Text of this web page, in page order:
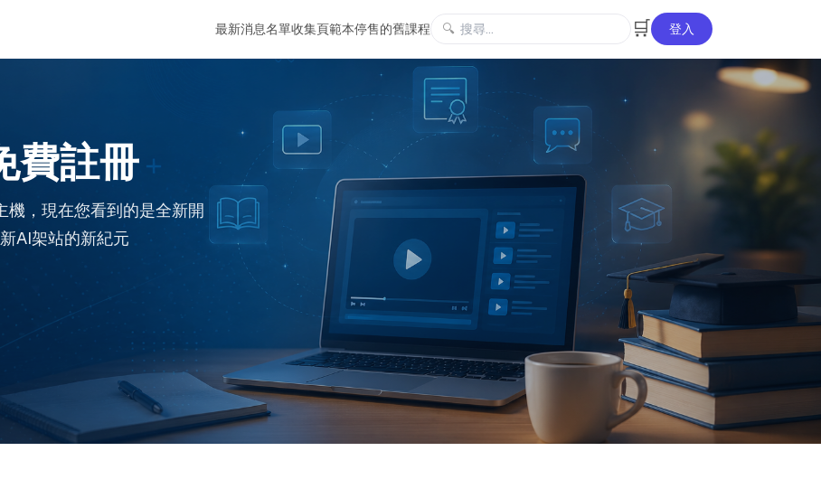
最新消息名單收集頁範本停售的舊課程 🔍 🛒 登入
費註冊
，現在您看到的是全新開
AI架站的新紀元